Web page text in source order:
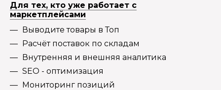
Для тех, кто уже работает с
маркетплейсами
Выводите товары в Топ
Расчёт поставок по складам
Внутренняя и внешняя аналитика
SEO - оптимизация
Мониторинг позиций